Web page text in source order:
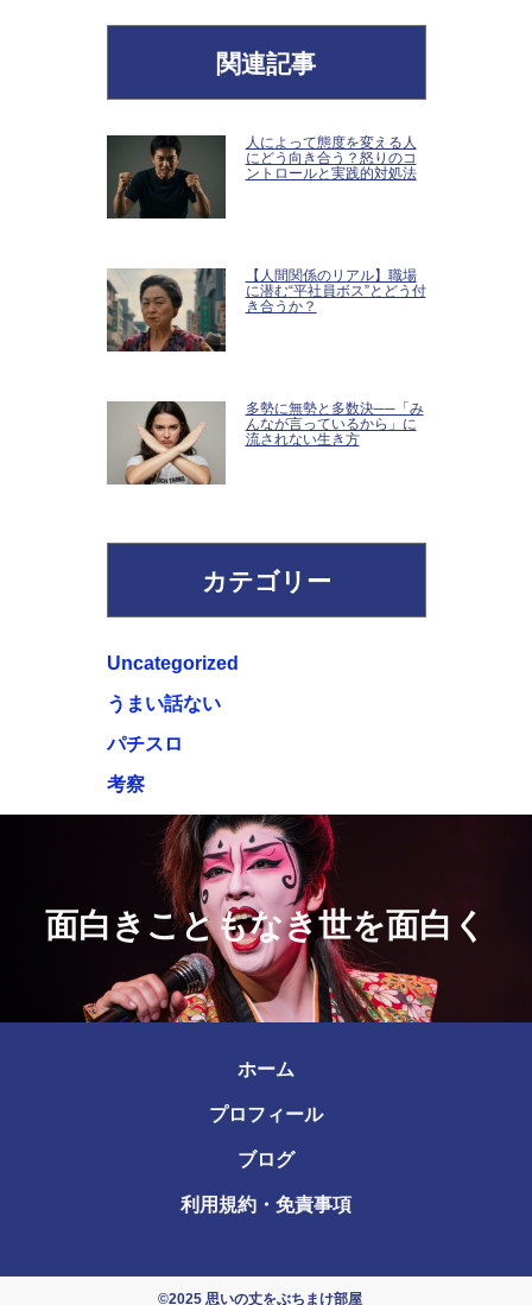
関連記事
人によって態度を変える人
にどう向き合う？怒りのコ
ントロールと実践的対処法
【人間関係のリアル】職場
に潜む“平社員ボス”とどう付
き合うか？
多勢に無勢と多数決──「み
んなが言っているから」に
流されない生き方
カテゴリー
Uncategorized
うまい話ない
パチスロ
考察
面白きこともなき世を面白く
ホーム
プロフィール
ブログ
利用規約・免責事項
©2025 思いの丈をぶちまけ部屋